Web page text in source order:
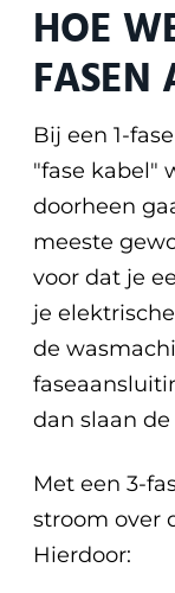
HOE
FASEN
Bij een 1-
"fase kabel"
doorheen
meeste
voor dat je
je
de
dan slaan
Met een 3-
stroom over
Hierdoor: